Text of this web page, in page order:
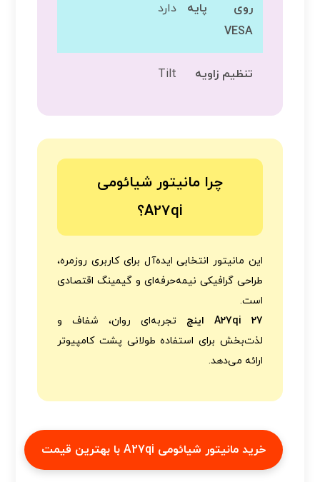
روی پایه
VESA
دارد
تنظیم زاویه Tilt
چرا مانیتور شیائومی
A27qi؟
این مانیتور انتخابی ایده‌آل برای کاربری روزمره،
طراحی گرافیکی نیمه‌حرفه‌ای و گیمینگ اقتصادی
است.
A27qi 27 اینچ
تجربه‌ای روان، شفاف و
لذت‌بخش برای استفاده طولانی پشت کامپیوتر
ارائه می‌دهد.
خرید مانیتور شیائومی A27qi با بهترین قیمت